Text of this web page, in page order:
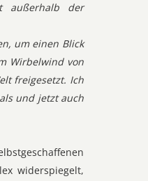
außerhalb der
um einen Blick
Wirbelwind von
freigesetzt. Ich
und jetzt auch
widerspiegelt,